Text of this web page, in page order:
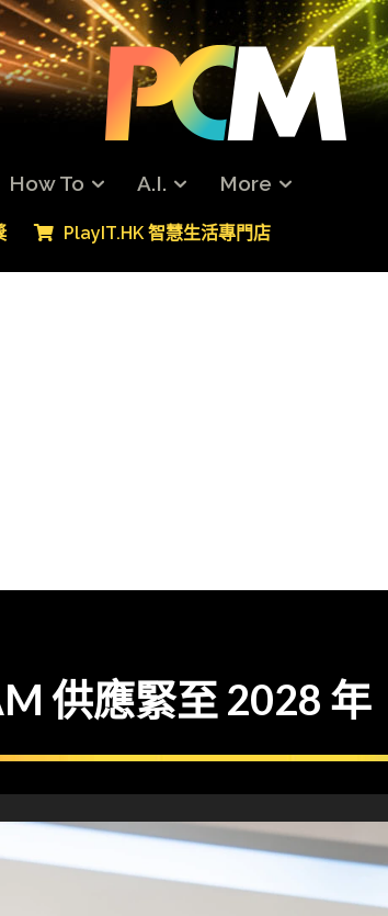
How To A.I. More
PlayIT.HK 智慧生活專門店
供應緊至 2028 年